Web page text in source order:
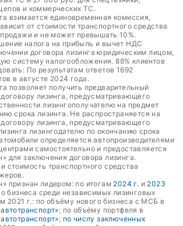
и коммерческих ТС.
взимается единовременная комиссия,
от стоимости транспортного средства
и не может превышать 10%.
налога на прибыль и вычет НДС
договора лизинга юридическим лицом,
систему налогообложения. 88% клиентов
По результатам ответов 1692
в августе 2024 года.
позволяет получить предварительный
лизинга, предусматривающего
лизингополучателю на предмет
срока лизинга. Не распространяется на
лизинга, предусматривающего
лизингодателю по окончанию срока
определяется автопроизводителями
самостоятельно и предоставляется
для заключения договора лизинга.
стоимость транспортного средства
признан лидером: по итогам 2024 г. и 2023
бизнеса среди независимых лизинговых
2021 г.: по объёму нового бизнеса с МСБ в
; по объёму портфеля в
; по числу заключенных